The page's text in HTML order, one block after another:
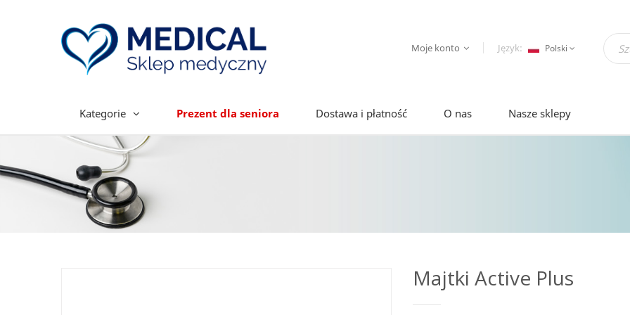
Język: Polski
Moje konto
Kategorie Prezent dla seniora Dostawa i płatność O nas Nasze sklepy
Majtki Active Plus